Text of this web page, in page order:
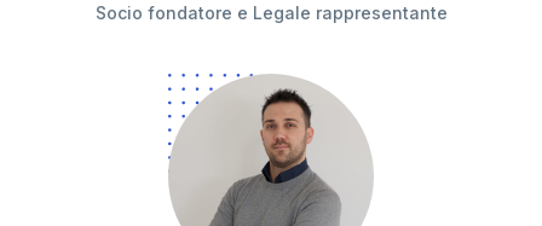
Socio fondatore e Legale rappresentante